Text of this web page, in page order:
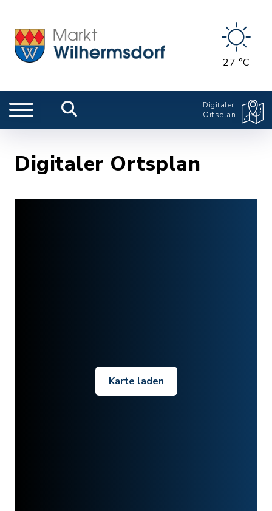
27 °C
Digitaler
Ortsplan
Digitaler Ortsplan
Karte laden